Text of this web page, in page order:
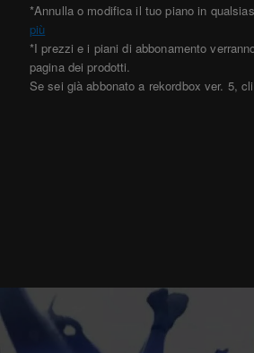
*Annulla o modifica il tuo piano in
più
*I prezzi e i piani di abbonamento
pagina dei prodotti.
Se sei già abbonato a rekordbox ver. 5,